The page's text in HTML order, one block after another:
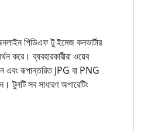
পিডিএফ টু ইমেজ কনভার্টার
করে। ব্যবহারকারীরা ওয়েব
এবং রূপান্তরিত JPG বা PNG
টুলটি সব সাধারণ অপারেটিং